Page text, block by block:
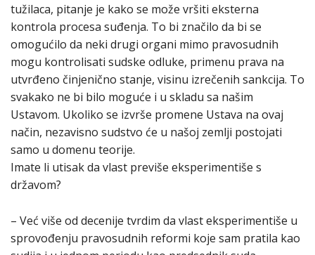
tužilaca, pitanje je kako se može vršiti eksterna
kontrola procesa suđenja. To bi značilo da bi se
omogućilo da neki drugi organi mimo pravosudnih
mogu kontrolisati sudske odluke, primenu prava na
utvrđeno činjenično stanje, visinu izrečenih sankcija. To
svakako ne bi bilo moguće i u skladu sa našim
Ustavom. Ukoliko se izvrše promene Ustava na ovaj
način, nezavisno sudstvo će u našoj zemlji postojati
samo u domenu teorije.
Imate li utisak da vlast previše eksperimentiše s
državom?
– Već više od decenije tvrdim da vlast eksperimentiše u
sprovođenju pravosudnih reformi koje sam pratila kao